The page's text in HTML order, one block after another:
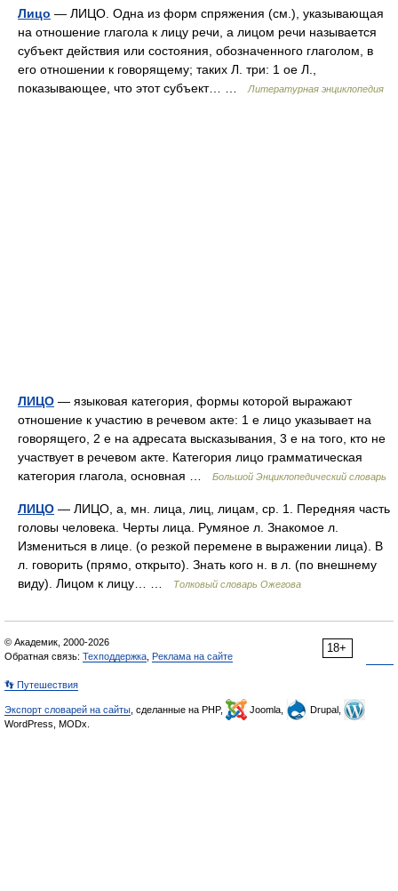
Лицо — ЛИЦО. Одна из форм спряжения (см.), указывающая
на отношение глагола к лицу речи, а лицом речи называется
субъект действия или состояния, обозначенного глаголом, в
его отношении к говорящему; таких Л. три: 1 ое Л.,
показывающее, что этот субъект… …
Литературная энциклопедия
ЛИЦО — языковая категория, формы которой выражают
отношение к участию в речевом акте: 1 е лицо указывает на
говорящего, 2 е на адресата высказывания, 3 е на того, кто не
участвует в речевом акте. Категория лицо грамматическая
категория глагола, основная …
Большой Энциклопедический словарь
ЛИЦО — ЛИЦО, а, мн. лица, лиц, лицам, ср. 1. Передняя часть
головы человека. Черты лица. Румяное л. Знакомое л.
Измениться в лице. (о резкой перемене в выражении лица). В
л. говорить (прямо, открыто). Знать кого н. в л. (по внешнему
виду). Лицом к лицу… …
Толковый словарь Ожегова
18+
© Академик, 2000-2026
Обратная связь: Техподдержка Реклама на сайте
👣 Путешествия
Экспорт словарей на сайты , сделанные на PHP, Joomla,
Drupal,
WordPress, MODx.